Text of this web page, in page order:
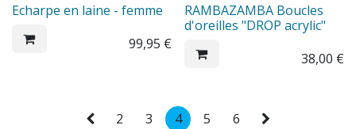
Echarpe en laine - femme
99,95 €
RAMBAZAMBA Boucles
d'oreilles "DROP acrylic"
38,00 €
2 3 4 5 6